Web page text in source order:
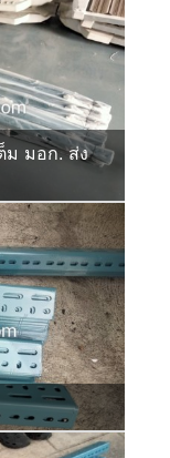
ม มอก. ส่ง